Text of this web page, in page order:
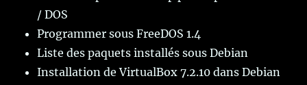
/ DOS
Programmer sous FreeDOS 1.4
Liste des paquets installés sous Debian
Installation de VirtualBox 7.2.10 dans Debian